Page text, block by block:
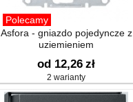
Polecamy
Asfora - gniazdo pojedyncze z
uziemieniem
od 12,26 zł
2 warianty